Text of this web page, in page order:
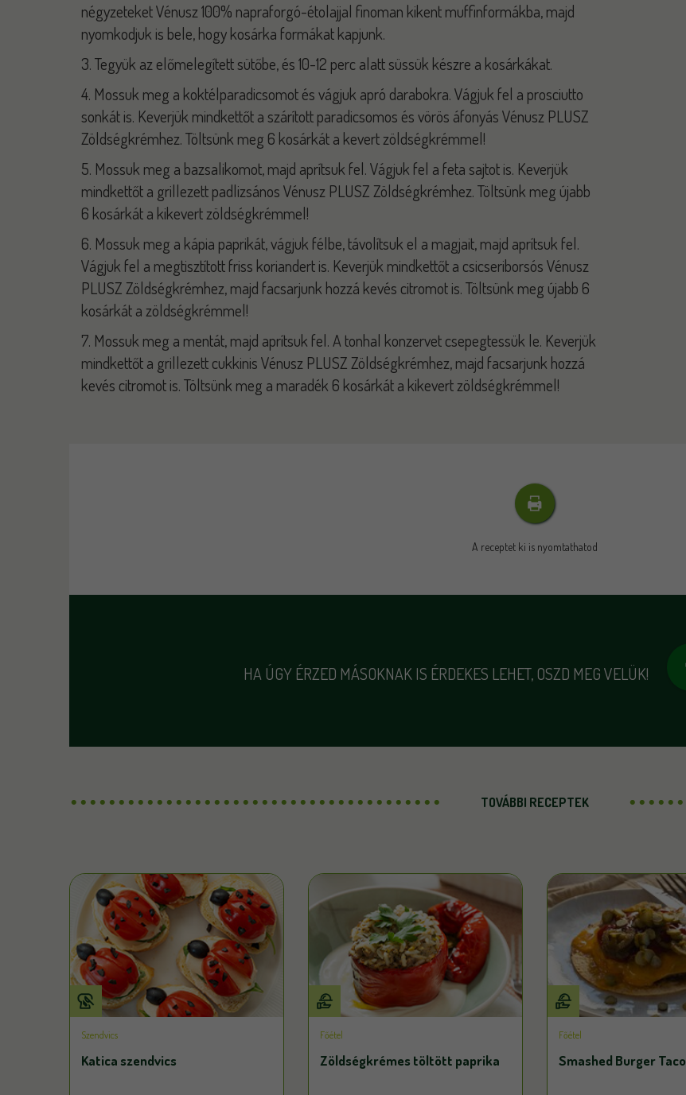
négyzeteket Vénusz 100% napraforgó-étolajjal finoman kikent muffinformákba, majd
nyomkodjuk is bele, hogy kosárka formákat kapjunk.
3. Tegyük az előmelegített sütőbe, és 10-12 perc alatt süssük készre a kosárkákat.
4. Mossuk meg a koktélparadicsomot és vágjuk apró darabokra. Vágjuk fel a prosciutto
sonkát is. Keverjük mindkettőt a szárított paradicsomos és vörös áfonyás Vénusz PLUSZ
Zöldségkrémhez. Töltsünk meg 6 kosárkát a kevert zöldségkrémmel!
5. Mossuk meg a bazsalikomot, majd aprítsuk fel. Vágjuk fel a feta sajtot is. Keverjük
mindkettőt a grillezett padlizsános Vénusz PLUSZ Zöldségkrémhez. Töltsünk meg újabb
6 kosárkát a kikevert zöldségkrémmel!
6. Mossuk meg a kápia paprikát, vágjuk félbe, távolítsuk el a magjait, majd aprítsuk fel.
Vágjuk fel a megtisztított friss koriandert is. Keverjük mindkettőt a csicseriborsós Vénusz
PLUSZ Zöldségkrémhez, majd facsarjunk hozzá kevés citromot is. Töltsünk meg újabb 6
kosárkát a zöldségkrémmel!
7. Mossuk meg a mentát, majd aprítsuk fel. A tonhal konzervet csepegtessük le. Keverjük
mindkettőt a grillezett cukkinis Vénusz PLUSZ Zöldségkrémhez, majd facsarjunk hozzá
kevés citromot is. Töltsünk meg a maradék 6 kosárkát a kikevert zöldségkrémmel!
A receptet ki is nyomtathatod
HA ÚGY ÉRZED MÁSOKNAK IS ÉRDEKES LEHET, OSZD MEG VELÜK!
TOVÁBBI RECEPTEK
Szendvics
Katica szendvics
Főétel
Zöldségkrémes töltött paprika
Főétel
Smashed Burger Taco